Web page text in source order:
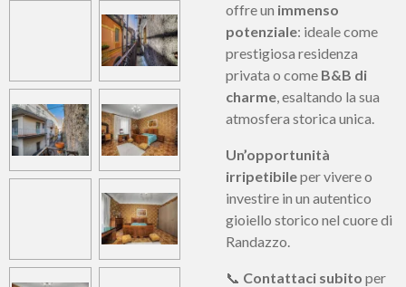
offre un immenso
potenziale: ideale come
prestigiosa residenza
privata o come B&B di
charme, esaltando la sua
atmosfera storica unica.
Un’opportunità
irripetibileper vivere o
investire in un autentico
gioiello storico nel cuore di
Randazzo.
📞 Contattaci subito per